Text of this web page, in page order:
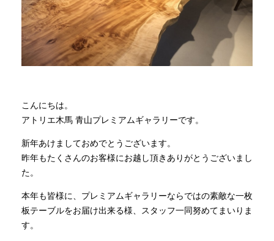
直営店
イベント
全商品一覧
新入荷情報
こんにちは。
アトリエ木馬 青山プレミアムギャラリーです。
新年あけましておめでとうございます。
昨年もたくさんのお客様にお越し頂きありがとうございまし
た。
本年も皆様に、プレミアムギャラリーならではの素敵な一枚
板テーブルをお届け出来る様、スタッフ一同努めてまいりま
す。